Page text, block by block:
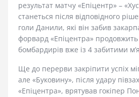
результат матчу «Епіцентр» –
станеться після відповідного
голи Данили, які він забив
форвард «Епіцентра»
бомбардирів вже із 4 забитими
Ще до перерви закріпити успіх
але «Буковину», після удару
«Епіцентра», врятував гокіпер